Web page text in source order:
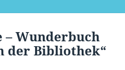
Wunderbuch
der Bibliothek“